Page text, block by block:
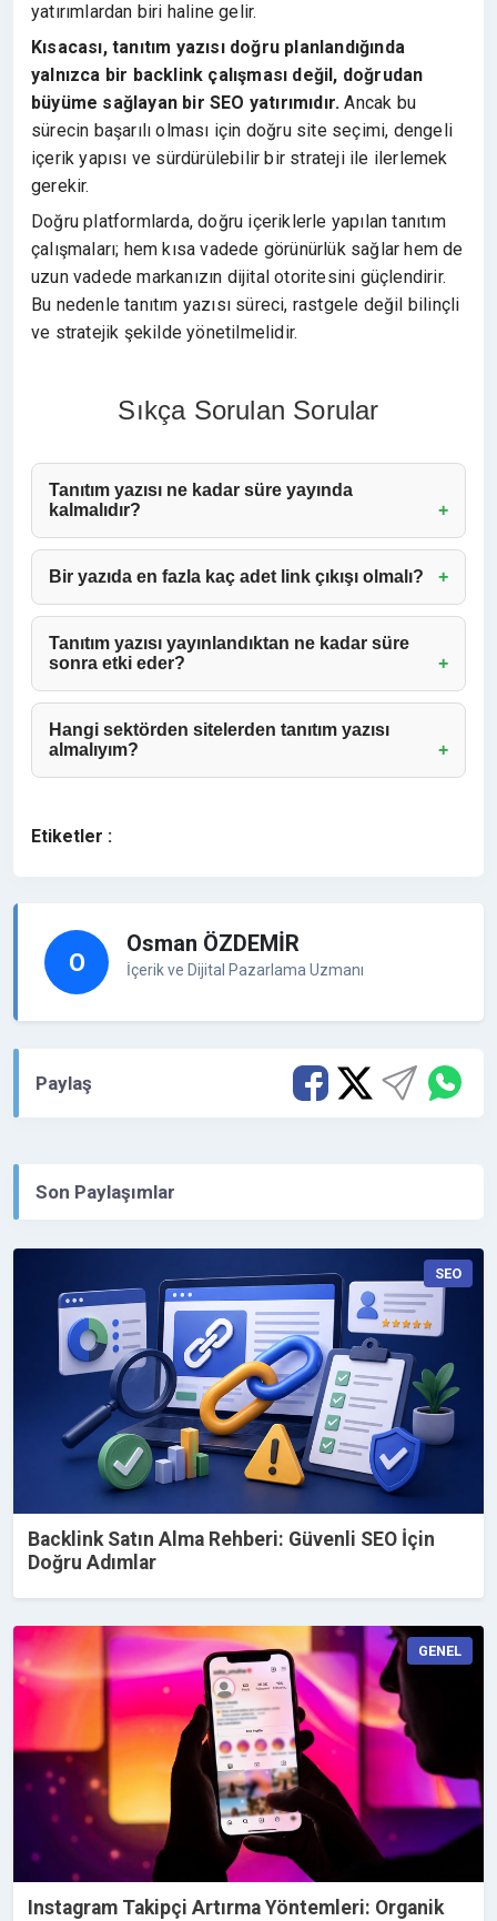
yatırımlardan biri haline gelir.
Kısacası, tanıtım yazısı doğru planlandığında
yalnızca bir backlink çalışması değil, doğrudan
büyüme sağlayan bir SEO yatırımıdır. Ancak bu
sürecin başarılı olması için doğru site seçimi, dengeli
içerik yapısı ve sürdürülebilir bir strateji ile ilerlemek
gerekir.
Doğru platformlarda, doğru içeriklerle yapılan tanıtım
çalışmaları; hem kısa vadede görünürlük sağlar hem de
uzun vadede markanızın dijital otoritesini güçlendirir.
Bu nedenle tanıtım yazısı süreci, rastgele değil bilinçli
ve stratejik şekilde yönetilmelidir.
Sıkça Sorulan Sorular
Tanıtım yazısı ne kadar süre yayında
kalmalıdır?
Bir yazıda en fazla kaç adet link çıkışı olmalı?
Tanıtım yazısı yayınlandıktan ne kadar süre
sonra etki eder?
Hangi sektörden sitelerden tanıtım yazısı
almalıyım?
Etiketler :
O
Osman ÖZDEMİR
İçerik ve Dijital Pazarlama Uzmanı
Paylaş
Son Paylaşımlar
SEO
Backlink Satın Alma Rehberi: Güvenli SEO İçin
Doğru Adımlar
GENEL
Instagram Takipçi Artırma Yöntemleri: Organik